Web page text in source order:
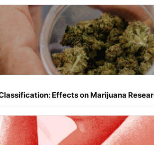
Effects on Marijuana